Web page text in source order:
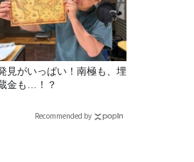
見がいっぱい！南極も、埋
金も…！？
Recommended by